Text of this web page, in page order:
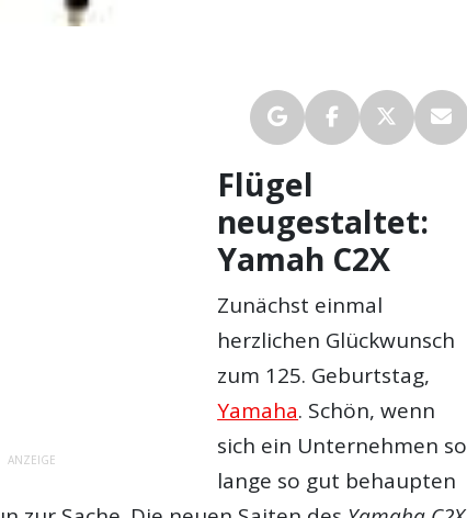
ANZEIGE
Flügel
neugestaltet:
Yamah C2X
Zunächst einmal
herzlichen Glückwunsch
zum 125. Geburtstag,
Yamaha. Schön, wenn
sich ein Unternehmen so
lange so gut behaupten